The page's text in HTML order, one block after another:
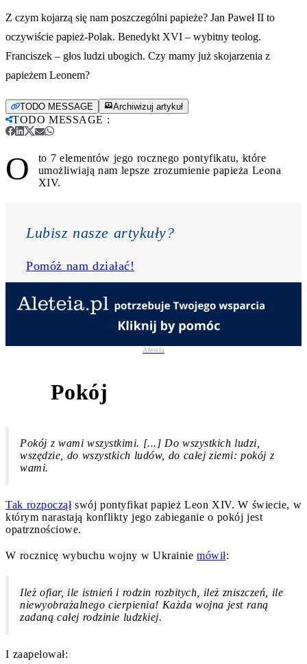
Z czym kojarzą się nam poszczególni papieże? Jan Paweł II to
oczywiście papież-Polak. Benedykt XVI – wybitny teolog.
Franciszek – głos ludzi ubogich. Czy mamy już skojarzenia z
papieżem Leonem?
TODO MESSAGE Archiwizuj artykuł
TODO MESSAGE :
O
to 7 elementów jego rocznego pontyfikatu, które
umożliwiają nam lepsze zrozumienie papieża Leona
XIV.
Lubisz nasze artykuły?
Pomóż nam działać!
Aleteia
Pokój
Pokój z wami wszystkimi. [...] Do wszystkich ludzi,
wszędzie, do wszystkich ludów, do całej ziemi: pokój z
wami.
Tak rozpocząłswój pontyfikat papież Leon XIV. W świecie, w
którym narastają konflikty jego zabieganie o pokój jest
opatrznościowe.
W rocznicę wybuchu wojny w Ukrainie mówił:
Ileż ofiar, ile istnień i rodzin rozbitych, ileż zniszczeń, ile
niewyobrażalnego cierpienia! Każda wojna jest raną
zadaną całej rodzinie ludzkiej.
I zaapelował: